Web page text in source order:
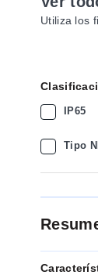
Utiliza los
IP65
Tipo